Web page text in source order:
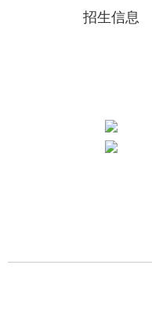
招生信息